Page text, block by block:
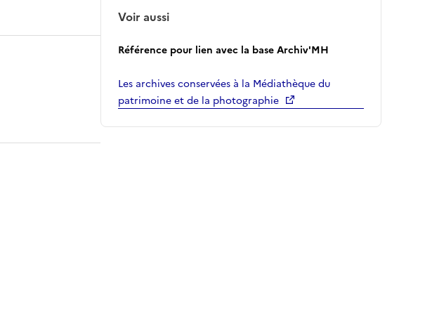
Voir aussi
Référence pour lien avec la base Archiv'MH
Les archives conservées à la Médiathèque du
patrimoine et de la photographie